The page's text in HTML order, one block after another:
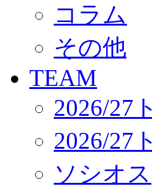
パートナー募集
クラブ理念
サステナビリティ
Web制作支援
応援プロジェクト
コラム
その他
TEAM
2026/27
2026/27
ソシオス